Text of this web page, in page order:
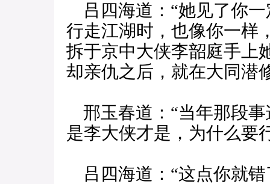
吕四海道：“她见了你
行走江湖时，也像你一样
拆于京中大侠李韶庭手上
却亲仇之后，就在大同潜
邢玉春道：“当年那段
是李大侠才是，为什么要
吕四海道：“这点你就